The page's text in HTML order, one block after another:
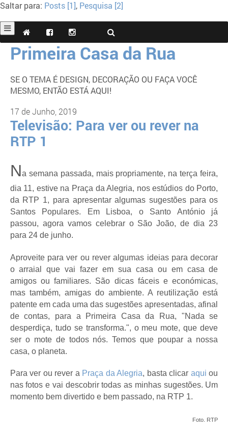
Saltar para: Posts [1], Pesquisa [2]
Primeira Casa da Rua
SE O TEMA É DESIGN, DECORAÇÃO OU FAÇA VOCÊ
MESMO, ENTÃO ESTÁ AQUI!
17 de Junho, 2019
Televisão: Para ver ou rever na
RTP 1
Na semana passada, mais propriamente, na terça feira,
dia 11, estive na Praça da Alegria, nos estúdios do Porto,
da RTP 1, para apresentar algumas sugestões para os
Santos Populares. Em Lisboa, o Santo António já
passou, agora vamos celebrar o São João, de dia 23
para 24 de junho.
Aproveite para ver ou rever algumas ideias para decorar
o arraial que vai fazer em sua casa ou em casa de
amigos ou familiares. São dicas fáceis e económicas,
mas também, amigas do ambiente. A reutilização está
patente em cada uma das sugestões apresentadas, afinal
de contas, para a Primeira Casa da Rua, "Nada se
desperdiça, tudo se transforma.", o meu mote, que deve
ser o mote de todos nós. Temos que poupar a nossa
casa, o planeta.
Para ver ou rever a Praça da Alegria, basta clicar aqui ou
nas fotos e vai descobrir todas as minhas sugestões. Um
momento bem divertido e bem passado, na RTP 1.
Foto. RTP